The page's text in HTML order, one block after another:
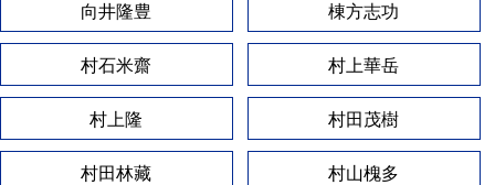
向井隆豊 棟方志功
村石米齋 村上華岳
村上隆 村田茂樹
村田林藏 村山槐多